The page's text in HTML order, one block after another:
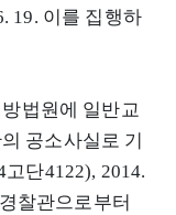
19. 이를 집행하
법원에 일반교
공소사실로 기
단4122), 2014.
찰관으로부터